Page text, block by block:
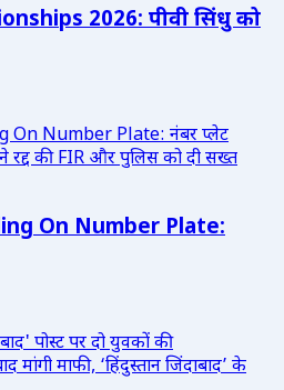
2026: पीवी सिंधु को
On Number Plate: